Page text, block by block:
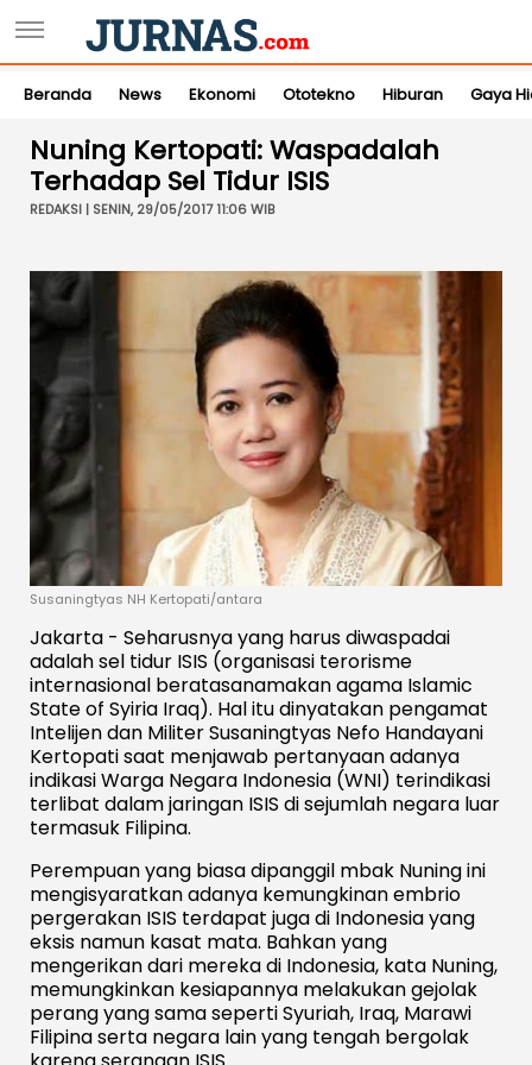
Beranda News Ekonomi Ototekno Hiburan Gaya
Nuning Kertopati: Waspadalah
Terhadap Sel Tidur ISIS
REDAKSI | SENIN, 29/05/2017 11:06 WIB
Susaningtyas NH Kertopati/antara
Jakarta - Seharusnya yang harus diwaspadai
adalah sel tidur ISIS (organisasi terorisme
internasional beratasanamakan agama Islamic
State of Syiria Iraq). Hal itu dinyatakan pengamat
Intelijen dan Militer Susaningtyas Nefo Handayani
Kertopati saat menjawab pertanyaan adanya
indikasi Warga Negara Indonesia (WNI) terindikasi
terlibat dalam jaringan ISIS di sejumlah negara luar
termasuk Filipina.
Perempuan yang biasa dipanggil mbak Nuning ini
mengisyaratkan adanya kemungkinan embrio
pergerakan ISIS terdapat juga di Indonesia yang
eksis namun kasat mata. Bahkan yang
mengerikan dari mereka di Indonesia, kata Nuning,
memungkinkan kesiapannya melakukan gejolak
perang yang sama seperti Syuriah, Iraq, Marawi
Filipina serta negara lain yang tengah bergolak